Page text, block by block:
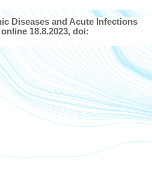
Diseases and Acute Infections
18.8.2023, doi: